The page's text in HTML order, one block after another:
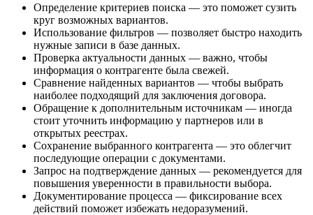
Определение критериев поиска — это поможет сузить
круг возможных вариантов.
Использование фильтров — позволяет быстро находить
нужные записи в базе данных.
Проверка актуальности данных — важно, чтобы
информация о контрагенте была свежей.
Сравнение найденных вариантов — чтобы выбрать
наиболее подходящий для заключения договора.
Обращение к дополнительным источникам — иногда
стоит уточнить информацию у партнеров или в
открытых реестрах.
Сохранение выбранного контрагента — это облегчит
последующие операции с документами.
Запрос на подтверждение данных — рекомендуется для
повышения уверенности в правильности выбора.
Документирование процесса — фиксирование всех
действий поможет избежать недоразумений.